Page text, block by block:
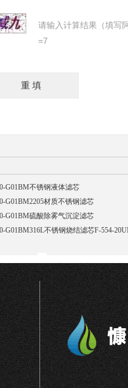
请输入计算结果（填写
=7
G01BM不锈钢液体滤芯
G01BM2205材质不锈钢滤芯
G01BM硫酸除雾气沉淀滤芯
G01BM316L不锈钢烧结滤芯F-554-